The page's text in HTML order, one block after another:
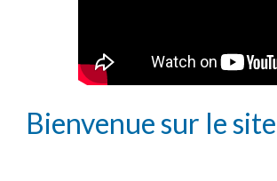
Bienvenue sur le